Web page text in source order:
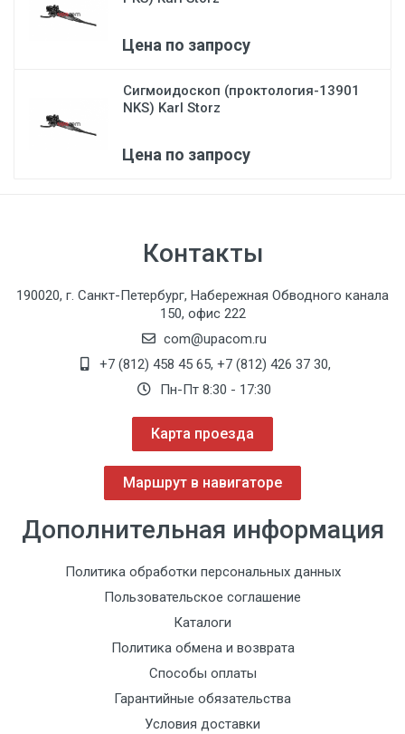
Цена по запросу
Сигмоидоскоп (проктология-13901
NKS) Karl Storz
Цена по запросу
Контакты
190020, г. Санкт-Петербург, Набережная Обводного канала
150, офис 222
com@upacom.ru
+7 (812) 458 45 65, +7 (812) 426 37 30,
Пн-Пт 8:30 - 17:30
Карта проезда
Маршрут в навигаторе
Дополнительная информация
Политика обработки персональных данных
Пользовательское соглашение
Каталоги
Политика обмена и возврата
Способы оплаты
Гарантийные обязательства
Условия доставки